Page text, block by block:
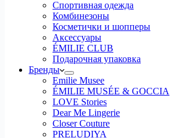
Спортивная одежда
Комбинезоны
Косметички и шопперы
Аксессуары
ÉMILIE CLUB
Подарочная упаковка
Бренды
Emilie Musee
ÉMILIE MUSÉE & GOCCIA
LOVE Stories
Dear Me Lingerie
Closer Couture
PRELUDIYA